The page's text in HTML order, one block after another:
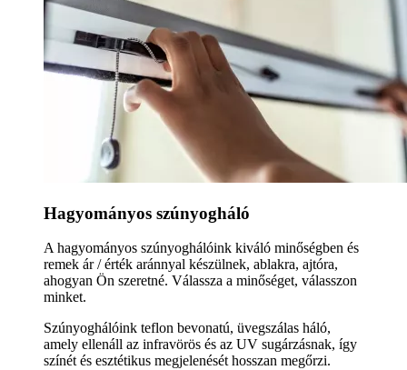
Hagyományos szúnyogháló
A hagyományos szúnyoghálóink kiváló minőségben és
remek ár / érték aránnyal készülnek, ablakra, ajtóra,
ahogyan Ön szeretné. Válassza a minőséget, válasszon
minket.
Szúnyoghálóink teflon bevonatú, üvegszálas háló,
amely ellenáll az infravörös és az UV sugárzásnak, így
színét és esztétikus megjelenését hosszan megőrzi.